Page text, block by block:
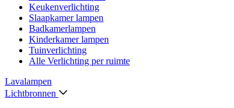
Keukenverlichting
Slaapkamer lampen
Badkamerlampen
Kinderkamer lampen
Tuinverlichting
Alle Verlichting per ruimte
Lavalampen
Lichtbronnen